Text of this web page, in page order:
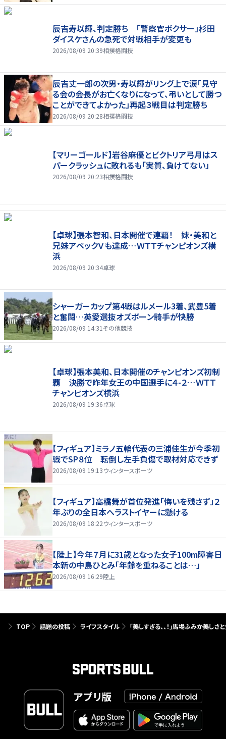
辰吉寿以輝、判定勝ち 「警察官ボクサー」杉田
ダイスケさんの急死で対戦相手が変更も
2026/08/09 20:39相撲格闘技
辰吉丈一郎の次男・寿以輝がリング上で涙「見守
る会の会長がお亡くなりになって、弔いとして勝つ
ことができてよかった」再起３戦目は判定勝ち
2026/08/09 20:28相撲格闘技
【マリーゴールド】岩谷麻優とビクトリア弓月はス
パークラッシュに敗れるも「実質、負けてない」
2026/08/09 20:23相撲格闘技
【卓球】張本智和、日本開催で連覇！ 妹・美和と
兄妹アベックＶも達成…ＷＴＴチャンピオンズ横
浜
2026/08/09 20:34卓球
シャーガーカップ第4戦はルメール3着、武豊5着
と奮闘…英愛選抜オズボーン騎手が快勝
2026/08/09 14:31 その他競技
【卓球】張本美和、日本開催のチャンピオンズ初制
覇 決勝で昨年女王の中国選手に４-２…ＷＴＴ
チャンピオンズ横浜
2026/08/09 19:36卓球
【フィギュア】ミラノ五輪代表の三浦佳生が今季初
戦でSP８位 転倒し左手負傷で取材対応できず
2026/08/09 19:13ウィンタースポーツ
【フィギュア】高橋舞が首位発進「悔いを残さず」２
年ぶりの全日本へラストイヤーに懸ける
2026/08/09 18:22ウィンタースポーツ
【陸上】今年７月に31歳となった女子100m障害日
本新の中島ひとみ「年齢を重ねることは…」
2026/08/09 16:29陸上
TOP 話題の投稿 ライフスタイル 「美しすぎる、、！」馬場ふみか美し
アプリ版